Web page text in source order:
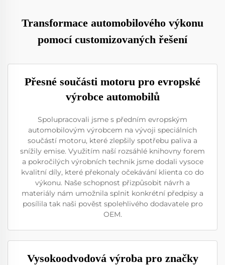
Transformace automobilového výkonu
pomocí customizovaných řešení
Přesné součásti motoru pro evropské
výrobce automobilů
Spolupracovali jsme s předním evropským
automobilovým výrobcem na vývoji speciálních
součástí motoru, které zlepšily spotřebu paliva a
snížily emise. Využitím naší rozsáhlé knihovny forem
a pokročilých výrobních technik jsme dodali vysoce
kvalitní díly, které překonaly očekávání klienta co do
výkonu. Naše schopnost přizpůsobit návrh a
materiály nám umožnila splnit konkrétní předpisy a
posílila tak naši pověst spolehlivého dodavatele pro
OEM.
Vysokoodvodová výroba pro značky